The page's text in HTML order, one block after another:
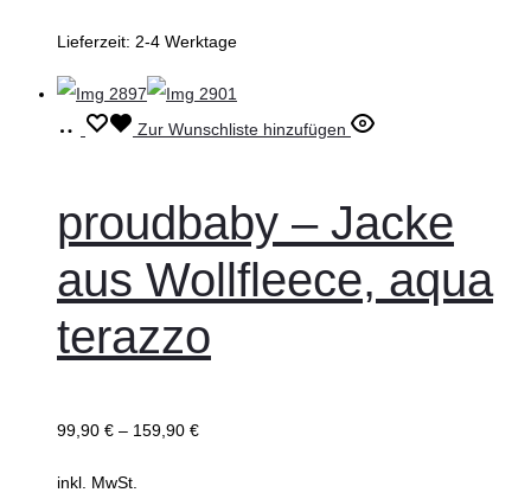
werden
Lieferzeit: 2-4 Werktage
Ausführung
Dieses
mehrere
Varianten
auf.
Die
der
Zur Wunschliste hinzufügen
proudbaby – Jacke
aus Wollfleece, aqua
terazzo
99,90 € – 159,90 €
inkl. MwSt.